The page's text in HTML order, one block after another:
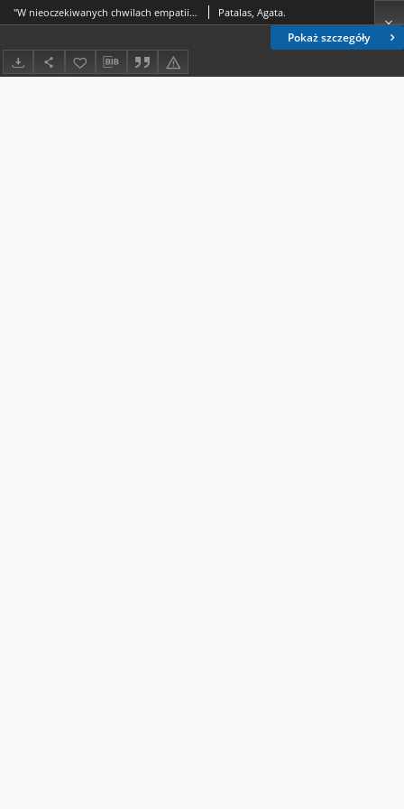
Pokaż szczegóły
"W nieoczekiwanych chwilach empatii" - dydaktyka uważności wobec poezji Elizabeth Bishop Patalas, Agata.